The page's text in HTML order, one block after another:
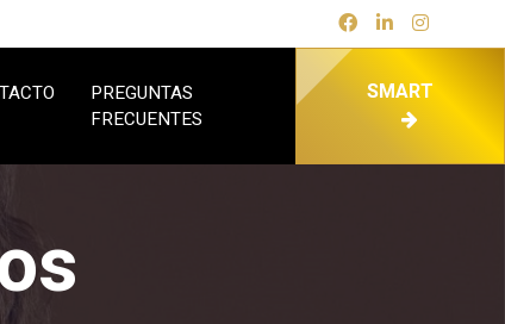
PREGUNTAS
FRECUENTES
SMART